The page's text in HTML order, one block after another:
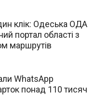
клік: Одеська ОДА
портал області з
маршрутів
WhatsApp
понад 110 тисяч